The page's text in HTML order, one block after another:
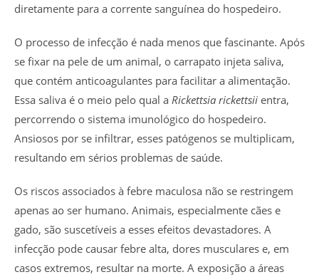
diretamente para a corrente sanguínea do hospedeiro.
O processo de infecção é nada menos que fascinante. Após
se fixar na pele de um animal, o carrapato injeta saliva,
que contém anticoagulantes para facilitar a alimentação.
Essa saliva é o meio pelo qual a Rickettsia rickettsii entra,
percorrendo o sistema imunológico do hospedeiro.
Ansiosos por se infiltrar, esses patógenos se multiplicam,
resultando em sérios problemas de saúde.
Os riscos associados à febre maculosa não se restringem
apenas ao ser humano. Animais, especialmente cães e
gado, são suscetíveis a esses efeitos devastadores. A
infecção pode causar febre alta, dores musculares e, em
casos extremos, resultar na morte. A exposição a áreas